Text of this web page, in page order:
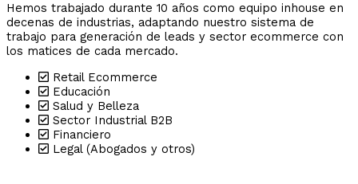
Hemos trabajado durante 10 años como equipo inhouse en
decenas de industrias, adaptando nuestro sistema de
trabajo para generación de leads y sector ecommerce con
los matices de cada mercado.
Retail Ecommerce
Educación
Salud y Belleza
Sector Industrial B2B
Financiero
Legal (Abogados y otros)